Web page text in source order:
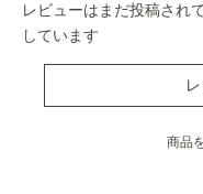
レビューはまだ投稿され
しています
商品